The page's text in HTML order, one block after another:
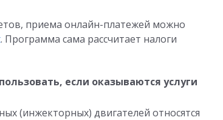
приема онлайн-платежей можно
. Программа сама рассчитает налоги
если оказываются услуги
(инжекторных) двигателей относятся